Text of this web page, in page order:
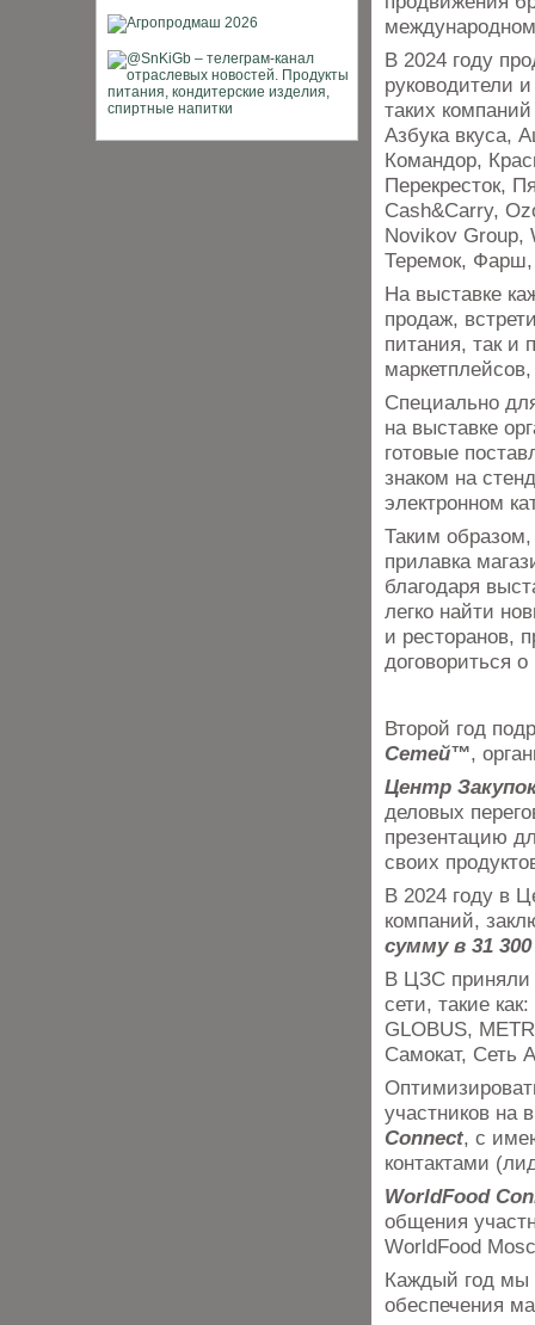
В 2024 году
руководители
таких
Азбука вкуса,
Командор,
Перекресток,
Cash&Carry,
Novikov Group,
Теремок,
На выставке
продаж,
питания, так и
Специально
на выставке
готовые
знаком на
электронном
Таким
прилавка
благодаря
легко найти
и ресторанов,
договориться
Второй год
Сетей™,
Центр
деловых
презентацию
своих
В 2024 году в
компаний,
сумму в 31
В ЦЗС приняли
сети, такие
GLOBUS,
Самокат, Сеть
участников на
Connect, с
контактами
WorldFood
общения
WorldFood
Каждый год мы
обеспечения